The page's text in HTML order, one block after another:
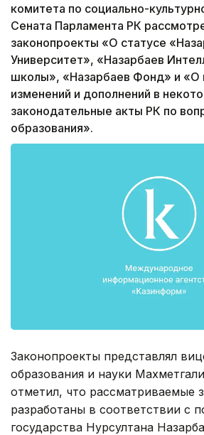
комитета по социально-
Сената Парламента РК
законопроекты «О статусе
Университет», «Назарбаев
школы», «Назарбаев Фонд» и «О
изменений и дополнений в
законодательные акты РК по
образования».
Законопроекты представлял
образования и науки
отметил, что рассматриваемые
разработаны в соответствии с
государства Нурсултана